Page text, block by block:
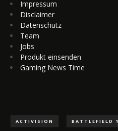
Impressum
Disclaimer
Datenschutz
Team
Jobs
Produkt einsenden
Gaming News Time
ACTIVISION BATTLEFIELD 1